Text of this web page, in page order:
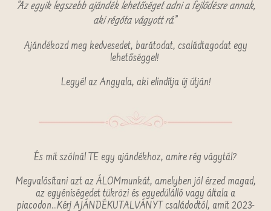
"Az egyik legszebb ajándék lehetőséget adni a fejlődésre annak,
aki régóta vágyott rá.”
Ajándékozd meg kedvesedet, barátodat, családtagodat egy
lehetőséggel!
Legyél az Angyala, aki elindítja új útján!
És mit szólnál TE egy ajándékhoz, amire rég vágytál?
Megvalósítani azt az ÁLOMmunkát, amelyben jól érzed magad,
az egyéniségedet tükrözi és egyedülálló vagy általa a
piacodon...Kérj AJÁNDÉKUTALVÁNYT családodtól, amit 2023-